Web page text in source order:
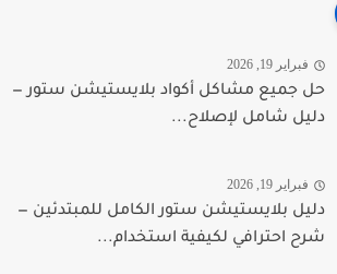
فبراير 19, 2026
حل جميع مشاكل أكواد بلايستيشن ستور —
دليل شامل لإصلاح...
فبراير 19, 2026
دليل بلايستيشن ستور الكامل للمبتدئين —
شرح احترافي لكيفية استخدام...